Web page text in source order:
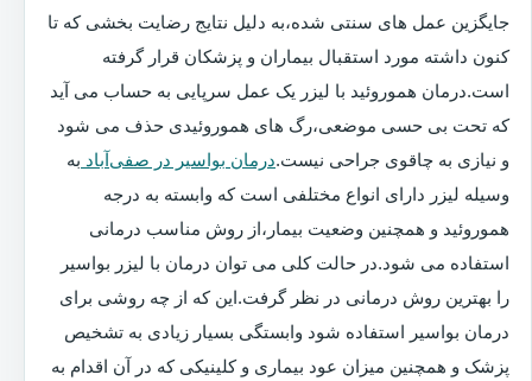
جایگزین عمل های سنتی شده،به دلیل نتایج رضایت بخشی که تا
کنون داشته مورد استقبال بیماران و پزشکان قرار گرفته
است.درمان هموروئید با لیزر یک عمل سرپایی به حساب می آید
که تحت بی حسی موضعی،رگ های هموروئیدی حذف می شود
و نیازی به چاقوی جراحی نیست.درمان بواسیر در صفی‌آباد به
وسیله لیزر دارای انواع مختلفی است که وابسته به درجه
هموروئید و همچنین وضعیت بیمار،از روش مناسب درمانی
استفاده می شود.در حالت کلی می توان درمان با لیزر بواسیر
را بهترین روش درمانی در نظر گرفت.این که از چه روشی برای
درمان بواسیر استفاده شود وابستگی بسیار زیادی به تشخیص
پزشک و همچنین میزان عود بیماری و کلینیکی که در آن اقدام به